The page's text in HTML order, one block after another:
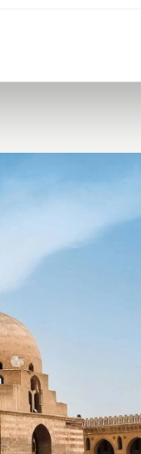
wenn die
über Kairo